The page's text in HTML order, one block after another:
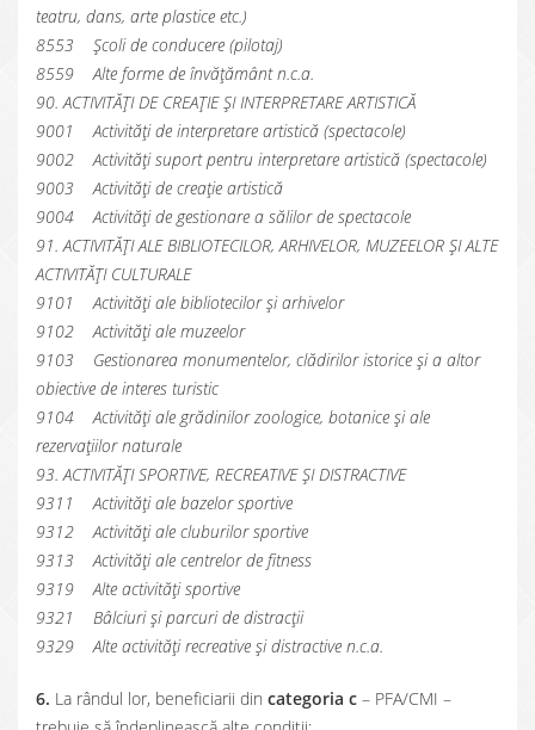
teatru, dans, arte plastice etc.)
8553 Școli de conducere (pilotaj)
8559 Alte forme de învățământ n.c.a.
90. ACTIVITĂȚI DE CREAȚIE ȘI INTERPRETARE ARTISTICĂ
9001 Activități de interpretare artistică (spectacole)
9002 Activități suport pentru interpretare artistică (spectacole)
9003 Activități de creație artistică
9004 Activități de gestionare a sălilor de spectacole
91. ACTIVITĂȚI ALE BIBLIOTECILOR, ARHIVELOR, MUZEELOR ȘI ALTE
ACTIVITĂȚI CULTURALE
9101 Activități ale bibliotecilor și arhivelor
9102 Activități ale muzeelor
9103 Gestionarea monumentelor, clădirilor istorice și a altor
obiective de interes turistic
9104 Activități ale grădinilor zoologice, botanice și ale
rezervațiilor naturale
93. ACTIVITĂȚI SPORTIVE, RECREATIVE ȘI DISTRACTIVE
9311 Activități ale bazelor sportive
9312 Activități ale cluburilor sportive
9313 Activități ale centrelor de fitness
9319 Alte activități sportive
9321 Bâlciuri și parcuri de distracții
9329 Alte activități recreative și distractive n.c.a.
6. La rândul lor, beneficiarii din categoria c – PFA/CMI –